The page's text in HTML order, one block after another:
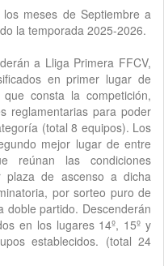
meses de Septiembre a
la temporada 2025-2026.
a Lliga Primera FFCV,
en primer lugar de
consta la competición,
reglamentarias para poder
(total 8 equipos). Los
mejor lugar de entre
reúnan las condiciones
plaza de ascenso a dicha
por sorteo puro de
doble partido. Descenderán
en los lugares 14º, 15º y
establecidos. (total 24